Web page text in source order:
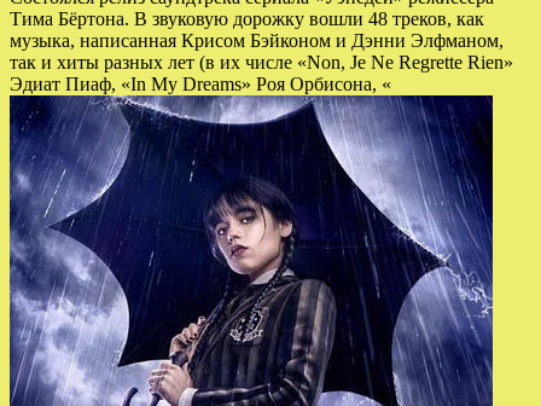
Тима Бёртона. В звуковую дорожку вошли 48 треков, как
музыка, написанная Крисом Бэйконом и Дэнни Элфманом,
так и хиты разных лет (в их числе «Non, Je Ne Regrette Rien»
Эдиат Пиаф, «In My Dreams» Роя Орбисона, «